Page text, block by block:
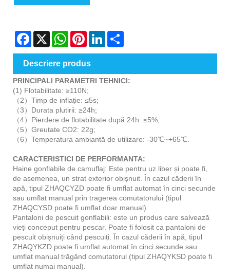
Facebook
X WhatsAppPinterestLinkedIn
Descriere produs
PRINCIPALI PARAMETRI TEHNICI:
(1) Flotabilitate: ≥110N;
（2）Timp de inflație: ≤5s;
（3）Durata plutirii: ≥24h;
（4）Pierdere de flotabilitate după 24h: ≤5%;
（5）Greutate CO2: 22g;
（6）Temperatura ambiantă de utilizare: -30℃~+65℃.
CARACTERISTICI DE PERFORMANTA:
Haine gonflabile de camuflaj: Este pentru uz liber și poate fi,
de asemenea, un strat exterior obișnuit. În cazul căderii în
apă, tipul ZHAQCYZD poate fi umflat automat în cinci secunde
sau umflat manual prin tragerea comutatorului (tipul
ZHAQCYSD poate fi umflat doar manual).
Pantaloni de pescuit gonflabili: este un produs care salvează
vieți conceput pentru pescar. Poate fi folosit ca pantaloni de
pescuit obișnuiți când pescuiți. În cazul căderii în apă, tipul
ZHAQYKZD poate fi umflat automat în cinci secunde sau
umflat manual trăgând comutatorul (tipul ZHAQYKSD poate fi
umflat numai manual).